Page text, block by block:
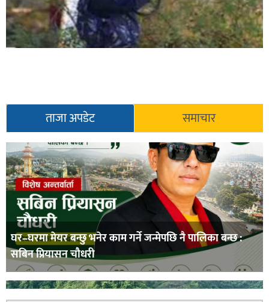
ताजा अपडेट समाचार
घर–घरमा मेयर बन्छु भनेर काम गर्ने जन्मेपछि नै पालिका बन्छ :
सबिन प्रियासन चौधरी